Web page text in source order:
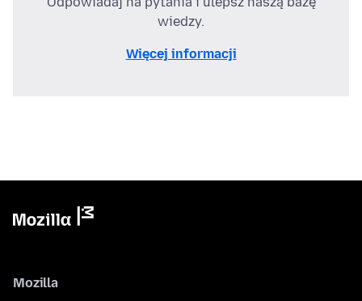
wiedzy.
Więcej informacji
Mozilla